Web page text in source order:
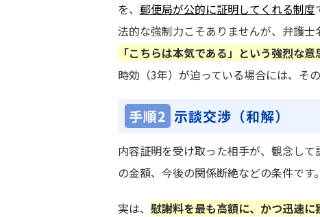
を、 郵便局が公的に証明してくれる制度
法的な強制力こそありませんが、弁護
「こちらは本気である」という強烈な
時効（3年）が迫っている場合には、そ
手順2 示談交渉（和解）
内容証明を受け取った相手が、観念し
の金額、今後の関係断絶などの条件です。
実は、 慰謝料を最も高額に、かつ迅速